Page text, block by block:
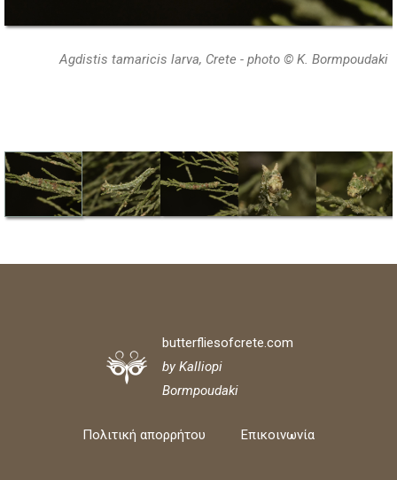
Agdistis tamaricis larva, Crete - photo © K. Bormpoudaki
butterfliesofcrete.com
by Kalliopi
Bormpoudaki
Πολιτική απορρήτου Επικοινωνία